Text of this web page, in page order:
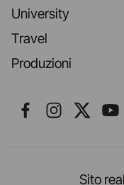
University
Travel
Produzioni
Seguici su
Seguici
Sito